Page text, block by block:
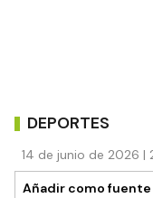
DEPORTES
14 de junio de 2026 |
Añadir como fuente